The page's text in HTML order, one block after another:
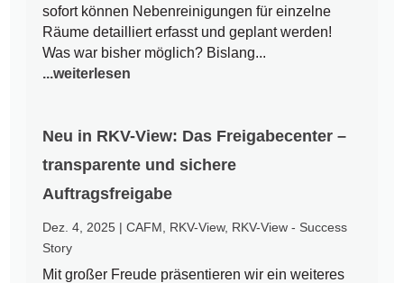
sofort können Nebenreinigungen für einzelne
Räume detailliert erfasst und geplant werden!
Was war bisher möglich? Bislang...
...weiterlesen
Neu in RKV-View: Das Freigabecenter –
transparente und sichere
Auftragsfreigabe
Dez. 4, 2025 |CAFM RKV-View, RKV-View - Success
Story
Mit großer Freude präsentieren wir ein weiteres